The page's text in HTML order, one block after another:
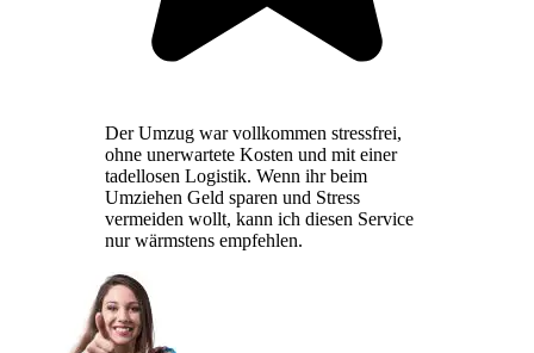
Der Umzug war vollkommen stressfrei,
ohne unerwartete Kosten und mit einer
tadellosen Logistik. Wenn ihr beim
Umziehen Geld sparen und Stress
vermeiden wollt, kann ich diesen Service
nur wärmstens empfehlen.